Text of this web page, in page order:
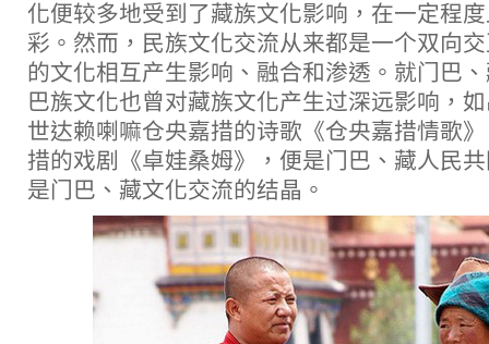
化便较多地受到了藏族文化影响，在一定程
彩。然而，民族文化交流从来都是一个双向
的文化相互产生影响、融合和渗透。就门巴
巴族文化也曾对藏族文化产生过深远影响，
世达赖喇嘛仓央嘉措的诗歌《仓央嘉措情歌
措的戏剧《卓娃桑姆》，便是门巴、藏人民
是门巴、藏文化交流的结晶。